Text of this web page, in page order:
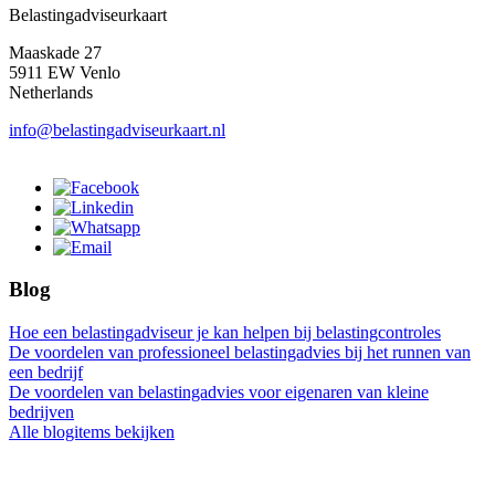
Belastingadviseurkaart
Maaskade 27
5911 EW Venlo
Netherlands
info@belastingadviseurkaart.nl
Blog
Hoe een belastingadviseur je kan helpen bij belastingcontroles
De voordelen van professioneel belastingadvies bij het runnen van
een bedrijf
De voordelen van belastingadvies voor eigenaren van kleine
bedrijven
Alle blogitems bekijken